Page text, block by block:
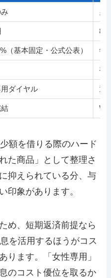
男
（基本固定・公式公表） 年
初
ダイヤル 通
額を借りる際のハード
た商品」として整理さ
抑えられている分、与
印象があります。
ため、短期返済前提なら
を活用するほうがコス
ります。「女性専用」
のコスト優位を取るか